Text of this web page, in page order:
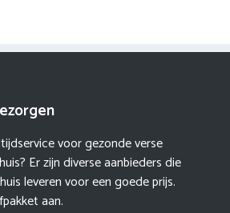
voor gezonde verse
Er zijn diverse aanbieders die
leveren voor een goede prijs.
aan.